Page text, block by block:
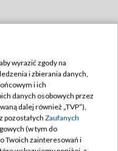
wyrazić zgody na
i zbierania danych,
i ich
danych osobowych przez
dalej również „TVP”),
pozostałych Zaufanych
(w tym do
Twoich zainteresowań i